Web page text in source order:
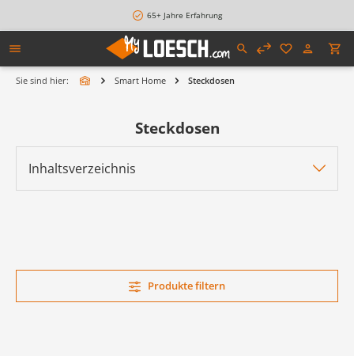
65+ Jahre Erfahrung
Sie sind hier: Smart Home Steckdosen
Inhaltsverzeichnis
Steckdosen
Produkte filtern